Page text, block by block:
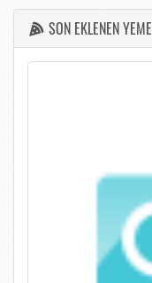
SON EKLENEN